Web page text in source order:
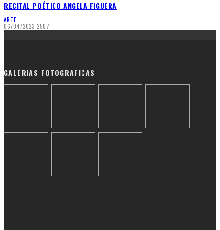
RECITAL POÉTICO ANGELA FIGUERA
ARTE
06/04/2023 2507
GALERIAS FOTOGRAFICAS